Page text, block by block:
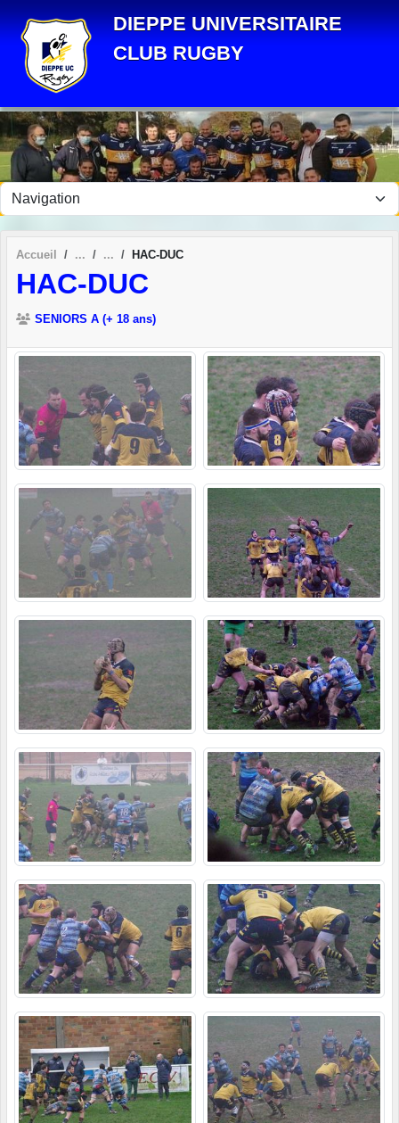
DIEPPE UNIVERSITAIRE
CLUB RUGBY
Accueil HAC-DUC
HAC-DUC
SENIORS A (+ 18 ans)